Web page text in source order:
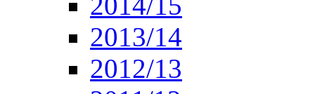
2013/14
2012/13